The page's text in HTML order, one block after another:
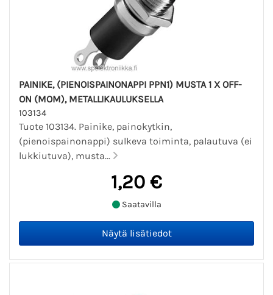
PAINIKE, (PIENOISPAINONAPPI PPN1) MUSTA 1 X OFF-
ON (MOM), METALLIKAULUKSELLA
103134
Tuote 103134. Painike, painokytkin,
(pienoispainonappi) sulkeva toiminta, palautuva (ei
lukkiutuva), musta...
1,20 €
Saatavilla